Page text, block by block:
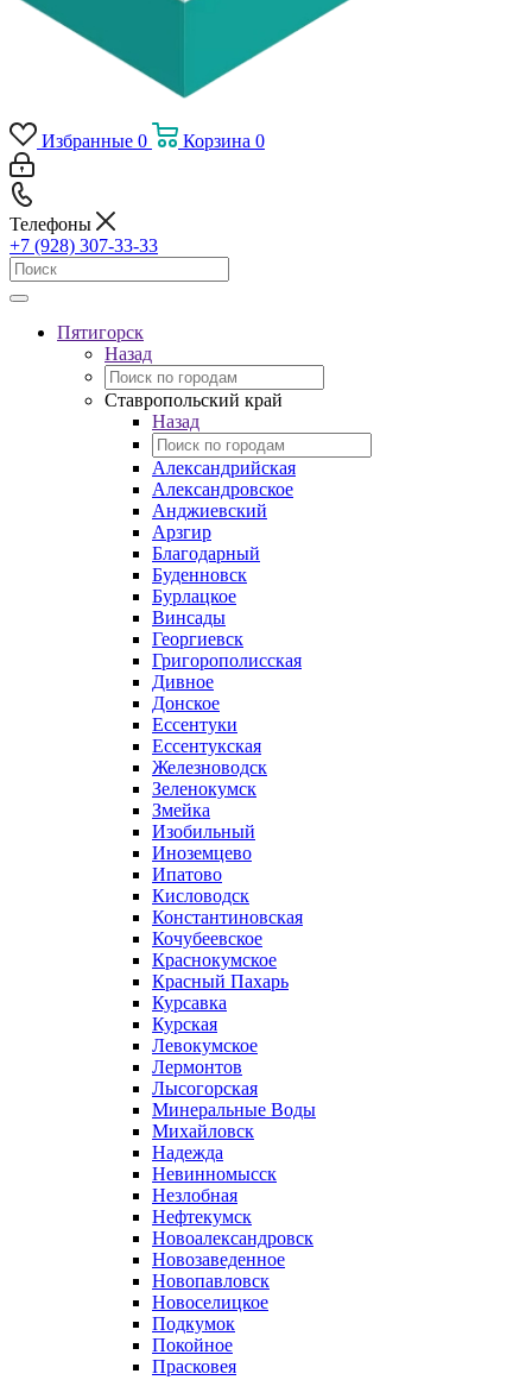
Избранные 0 Корзина 0
Телефоны
+7 (928) 307-33-33
Пятигорск
Назад
Ставропольский край
Назад
Александрийская
Александровское
Анджиевский
Арзгир
Благодарный
Буденновск
Бурлацкое
Винсады
Георгиевск
Григорополисская
Дивное
Донское
Ессентуки
Ессентукская
Железноводск
Зеленокумск
Змейка
Изобильный
Иноземцево
Ипатово
Кисловодск
Константиновская
Кочубеевское
Краснокумское
Красный Пахарь
Курсавка
Курская
Левокумское
Лермонтов
Лысогорская
Минеральные Воды
Михайловск
Надежда
Невинномысск
Незлобная
Нефтекумск
Новоалександровск
Новозаведенное
Новопавловск
Новоселицкое
Подкумок
Покойное
Прасковея